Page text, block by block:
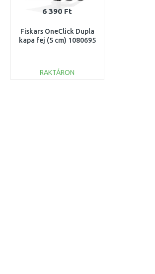
6 390 Ft
Fiskars OneClick Dupla
kapa fej (5 cm) 1080695
RAKTÁRON